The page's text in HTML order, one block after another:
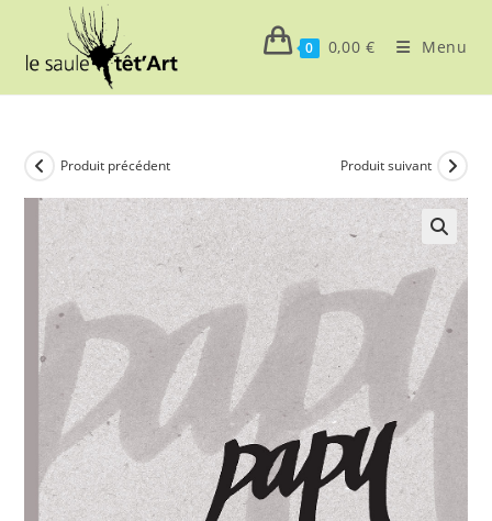
content
0 0,00 € Menu
Produit précédent Produit suivant